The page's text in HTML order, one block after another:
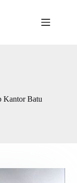
Kantor Batu